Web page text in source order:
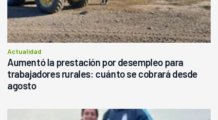
Actualidad
Aumentó la prestación por desempleo para
trabajadores rurales: cuánto se cobrará desde
agosto